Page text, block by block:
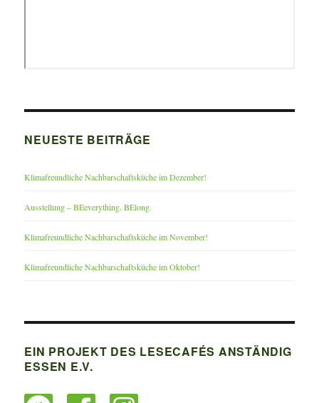
NEUESTE BEITRÄGE
Klimafreundliche Nachbarschaftsküche im Dezember!
Ausstellung – BEeverything. BElong.
Klimafreundliche Nachbarschaftsküche im November!
Klimafreundliche Nachbarschaftsküche im Oktober!
EIN PROJEKT DES LESECAFÉS ANSTÄNDIG
ESSEN E.V.